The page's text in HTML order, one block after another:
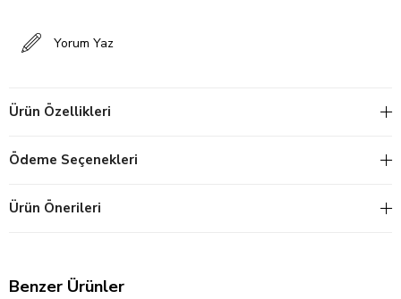
Yorum Yaz
Ürün Özellikleri
Ödeme Seçenekleri
Ürün Önerileri
Benzer Ürünler